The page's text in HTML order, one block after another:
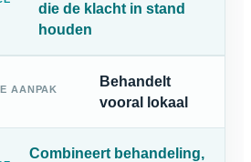
die de klacht in stand
houden
Behandelt
vooral lokaal
Combineert behandeling,